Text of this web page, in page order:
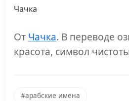
Чачка
От Чачка. В переводе
красота, символ
#арабские имена